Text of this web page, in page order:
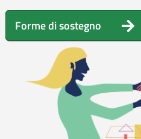
Forme di sostegno